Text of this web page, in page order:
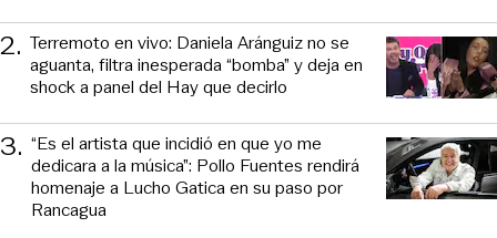
2. Terremoto en vivo: Daniela Aránguiz no se
aguanta, filtra inesperada “bomba” y deja en
shock a panel del Hay que decirlo
3. “Es el artista que incidió en que yo me
dedicara a la música”: Pollo Fuentes rendirá
homenaje a Lucho Gatica en su paso por
Rancagua